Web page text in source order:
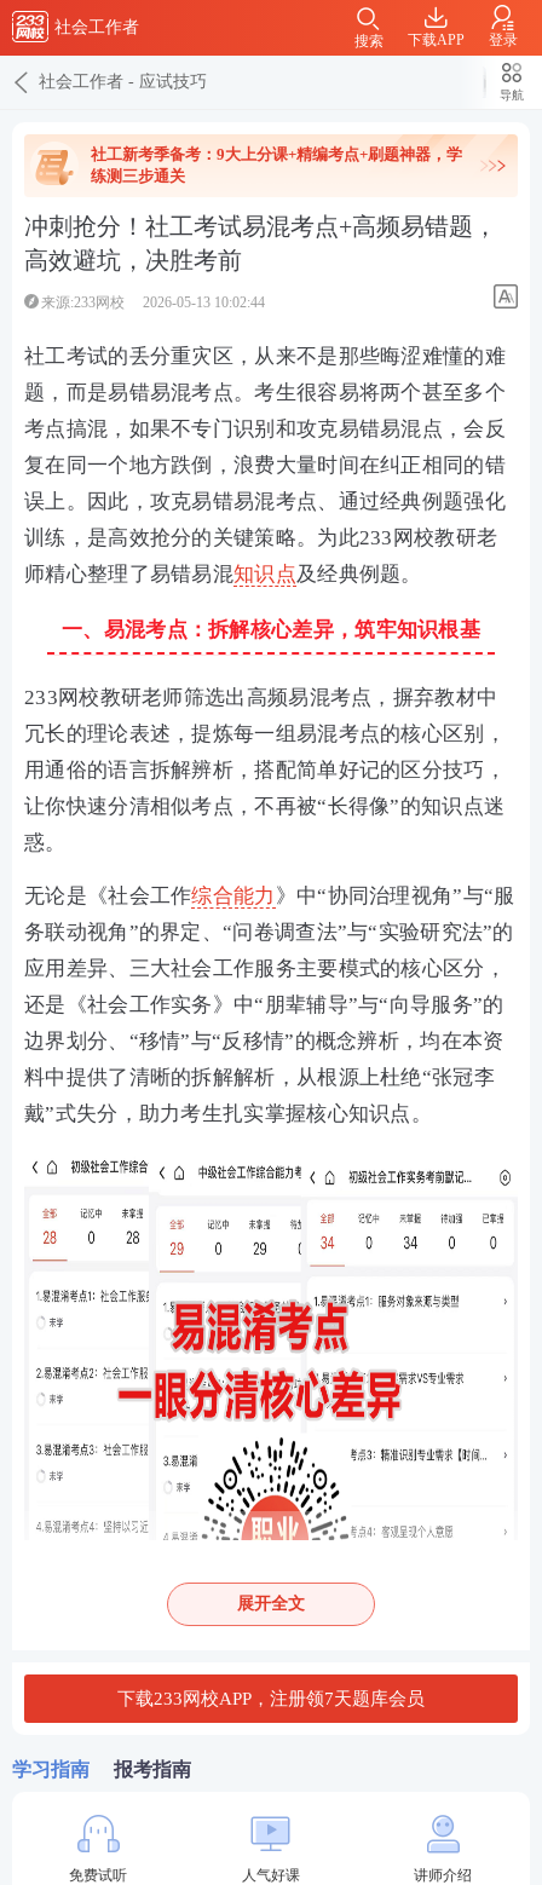
社会工作者
下载APP 登录
搜索
社会工作者 - 应试技巧
导航
社工新考季备考：9大上分课+精编考点+刷题神器，学
练测三步通关
冲刺抢分！社工考试易混考点+高频易错题，
高效避坑，决胜考前
来源:233网校 2026-05-13 10:02:44
社工考试的丢分重灾区，从来不是那些晦涩难懂的难
题，而是易错易混考点。考生很容易将两个甚至多个
考点搞混，如果不专门识别和攻克易错易混点，会反
复在同一个地方跌倒，浪费大量时间在纠正相同的错
误上。因此，攻克易错易混考点、通过经典例题强化
训练，是高效抢分的关键策略。为此233网校教研老
师精心整理了易错易混知识点及经典例题。
一、易混考点：拆解核心差异，筑牢知识根基
233网校教研老师筛选出高频易混考点，摒弃教材中
冗长的理论表述，提炼每一组易混考点的核心区别，
用通俗的语言拆解辨析，搭配简单好记的区分技巧，
让你快速分清相似考点，不再被“长得像”的知识点迷
惑。
无论是《社会工作综合能力 》中“协同治理视角”与“服
务联动视角”的界定、“问卷调查法”与“实验研究法”的
应用差异、三大社会工作服务主要模式的核心区分，
还是《社会工作实务》中“朋辈辅导”与“向导服务”的
边界划分、“移情”与“反移情”的概念辨析，均在本资
料中提供了清晰的拆解解析，从根源上杜绝“张冠李
戴”式失分，助力考生扎实掌握核心知识点。
示例：中级综合-社区社会工作服务方法四大基本技巧
展开全文
下载233网校APP，注册领7天题库会员
学习指南 报考指南
免费试听 人气好课 讲师介绍